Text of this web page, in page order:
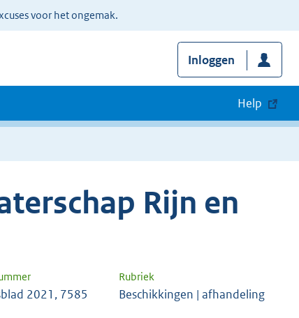
voor het ongemak.
Inloggen
Help
Rijn en
Rubriek
2021, 7585 Beschikkingen | afhandeling